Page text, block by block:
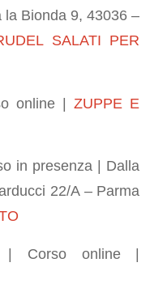
la Bionda 9, 43036 –
SALATI PER
online |ZUPPE E
in presenza | Dalla
22/A – Parma
| Corso online |